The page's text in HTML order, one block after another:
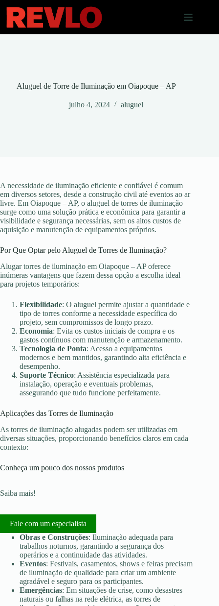
para
conteúdo
Aluguel de Torre de Iluminação em Oiapoque – AP
julho 4, 2024 aluguel
A necessidade de iluminação eficiente e confiável é comum
em diversos setores, desde a construção civil até eventos ao ar
livre. Em Oiapoque – AP, o aluguel de torres de iluminação
surge como uma solução prática e econômica para garantir a
visibilidade e segurança necessárias, sem os altos custos de
aquisição e manutenção de equipamentos próprios.
Por Que Optar pelo Aluguel de Torres de Iluminação?
Alugar torres de iluminação em Oiapoque – AP oferece
inúmeras vantagens que fazem dessa opção a escolha ideal
para projetos temporários:
Flexibilidade: O aluguel permite ajustar a quantidade e
tipo de torres conforme a necessidade específica do
projeto, sem compromissos de longo prazo.
Economia: Evita os custos iniciais de compra e os
gastos contínuos com manutenção e armazenamento.
Tecnologia de Ponta: Acesso a equipamentos
modernos e bem mantidos, garantindo alta eficiência e
desempenho.
Suporte Técnico: Assistência especializada para
instalação, operação e eventuais problemas,
assegurando que tudo funcione perfeitamente.
Aplicações das Torres de Iluminação
As torres de iluminação alugadas podem ser utilizadas em
diversas situações, proporcionando benefícios claros em cada
contexto:
Conheça um pouco dos nossos produtos
Saiba mais!
Fale com um especialista
Obras e Construções: Iluminação adequada para
trabalhos noturnos, garantindo a segurança dos
operários e a continuidade das atividades.
Eventos: Festivais, casamentos, shows e feiras precisam
de iluminação de qualidade para criar um ambiente
agradável e seguro para os participantes.
Emergências: Em situações de crise, como desastres
naturais ou falhas na rede elétrica, as torres de